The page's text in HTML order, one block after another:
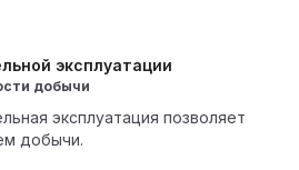
эксплуатации
добычи
эксплуатация позволяет
добычи.